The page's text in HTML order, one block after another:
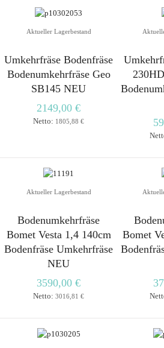
Aktueller Lagerbestand
Umkehrfräse Bodenfräse
Bodenumkehrfräse Geo
SB145 NEU
2149,00 €
Netto: 1805,88 €
Aktueller Lagerbestand
Bodenumkehrfräse
Bomet Vesta 1,4 140cm
Bodenfräse Umkehrfräse
NEU
3590,00 €
Netto:3016,81 €
Bomet